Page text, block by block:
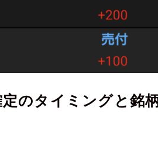
のタイミングと銘